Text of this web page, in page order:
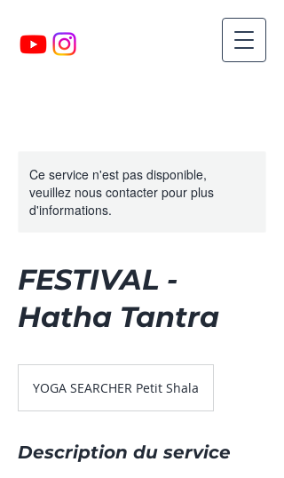
Ce service n'est pas disponible,
veuillez nous contacter pour plus
d'informations.
FESTIVAL -
Hatha Tantra
YOGA SEARCHER Petit Shala
Description du service